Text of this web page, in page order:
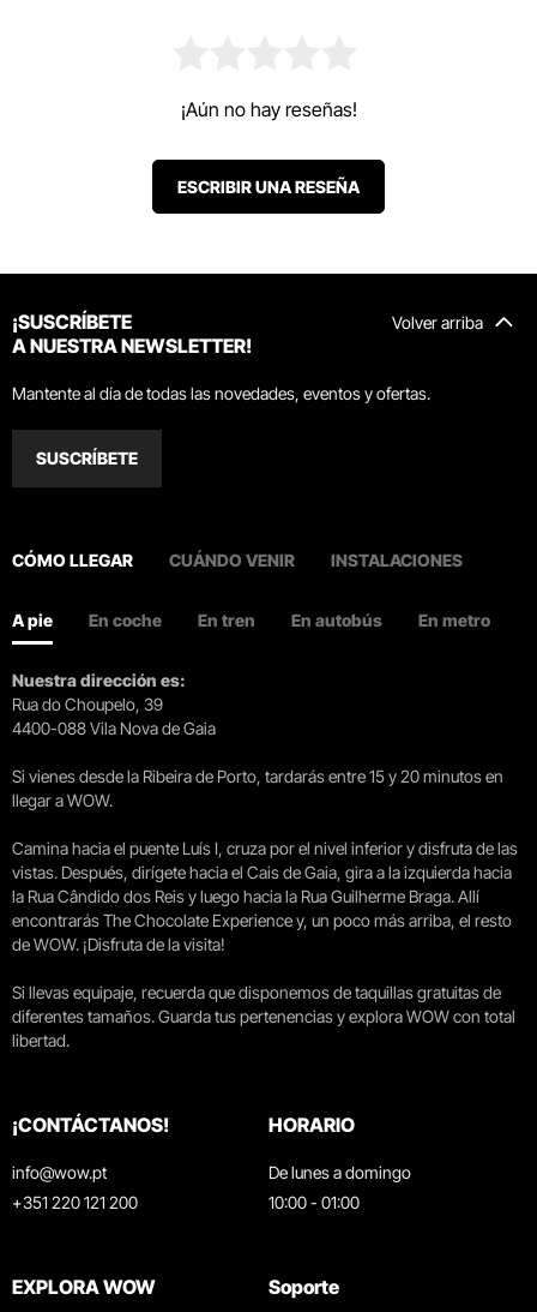
¡Aún no hay reseñas!
ESCRIBIR UNA RESEÑA
Volver arriba
¡SUSCRÍBETE
A NUESTRA NEWSLETTER!
Mantente al día de todas las novedades, eventos y ofertas.
SUSCRÍBETE
CÓMO LLEGAR CUÁNDO VENIR INSTALACIONES
A pie En coche En tren En autobús En metro
Nuestra dirección es:
Rua do Choupelo, 39
4400-088 Vila Nova de Gaia
Si vienes desde la Ribeira de Porto, tardarás entre 15 y 20 minutos en
llegar a WOW.
Camina hacia el puente Luís I, cruza por el nivel inferior y disfruta de las
vistas. Después, dirígete hacia el Cais de Gaia, gira a la izquierda hacia
la Rua Cândido dos Reis y luego hacia la Rua Guilherme Braga. Allí
encontrarás The Chocolate Experience y, un poco más arriba, el resto
de WOW. ¡Disfruta de la visita!
Si llevas equipaje, recuerda que disponemos de taquillas gratuitas de
diferentes tamaños. Guarda tus pertenencias y explora WOW con total
libertad.
¡CONTÁCTANOS!
info@wow.pt
+351 220 121 200
HORARIO
De lunes a domingo
10:00 - 01:00
EXPLORA WOW Soporte